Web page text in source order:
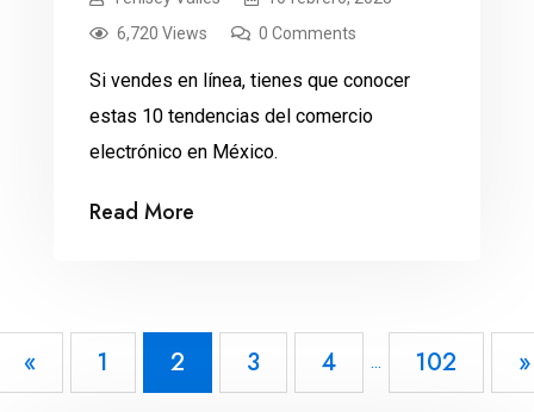
6,720 Views
0 Comments
Si vendes en línea, tienes que conocer
estas 10 tendencias del comercio
electrónico en México.
Read More
« 1 2 3 4 ... 102 »